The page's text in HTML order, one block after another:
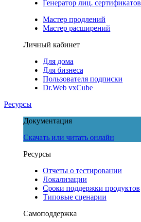
Генератор лиц. сертификатов
Мастер продлений
Мастер расширений
Личный кабинет
Для дома
Для бизнеса
Пользователя подписки
Dr.Web vxCube
Ресурсы
Документация
Скачать или читать онлайн
Ресурсы
Отчеты о тестировании
Локализации
Сроки поддержки продуктов
Типовые сценарии
Самоподдержка